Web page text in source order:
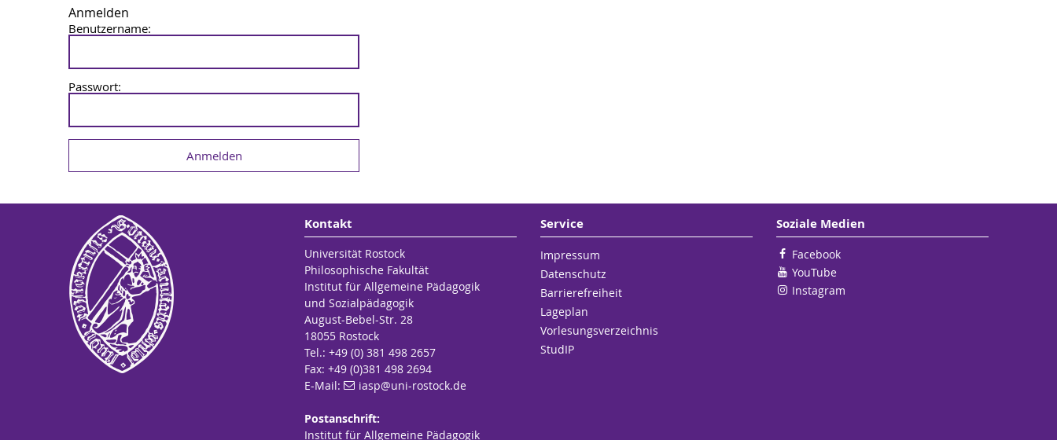
Anmelden
Benutzername:
Passwort:
Kontakt
Universität Rostock
Philosophische Fakultät
Institut für Allgemeine Pädagogik
und Sozialpädagogik
August-Bebel-Str. 28
18055 Rostock
Tel.: +49 (0) 381 498 2657
Fax: +49 (0)381 498 2694
E-Mail:
iasp@uni-rostock.de
Postanschrift:
Institut für Allgemeine Pädagogik
Service
Impressum
Datenschutz
Barrierefreiheit
Lageplan
Vorlesungsverzeichnis
StudIP
Soziale Medien
Facebook
YouTube
Instagram